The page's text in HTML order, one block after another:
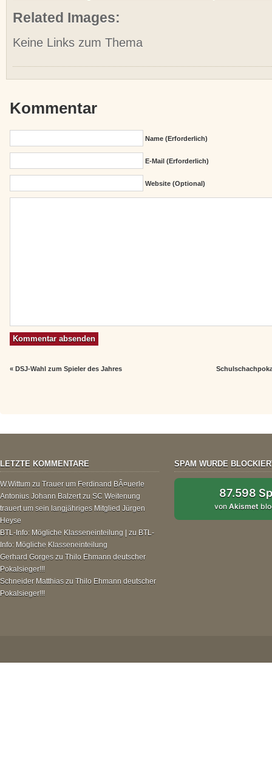
Related Images:
Keine Links zum Thema
Kommentar
Name (erforderlich)
E-Mail (erforderlich)
Website (Optional)
« DSJ-Wahl zum Spieler des Jahres
LETZTE KOMMENTARE
W.Wittum zu Trauer um Ferdinand BÃ¤uerle
Antonius Johann Balzertzu SC Weitenung
trauert um sein langjähriges Mitglied Jürgen
Heyse
BTL-Info: Mögliche Klasseneinteilung |
zu BTL-
Info: Mögliche Klasseneinteilung
Gerhard Gorges zu Thilo Ehmann deutscher
Pokalsieger!!!
Schneider Matthias zu Thilo Ehmann deutscher
Pokalsieger!!!
SPAM WURDE
87.598
vonAkismet